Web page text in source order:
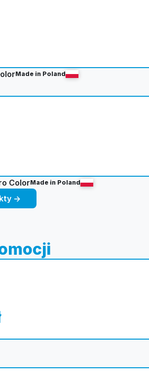
Made in Poland
ColorMade in Poland
→